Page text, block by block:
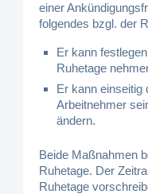
einer
folgendes bzgl. der
Er kann
Ruhetage
Er kann einseitig
Arbeitnehmer
ändern.
Beide Maßnahmen
Ruhetage. Der
Ruhetage